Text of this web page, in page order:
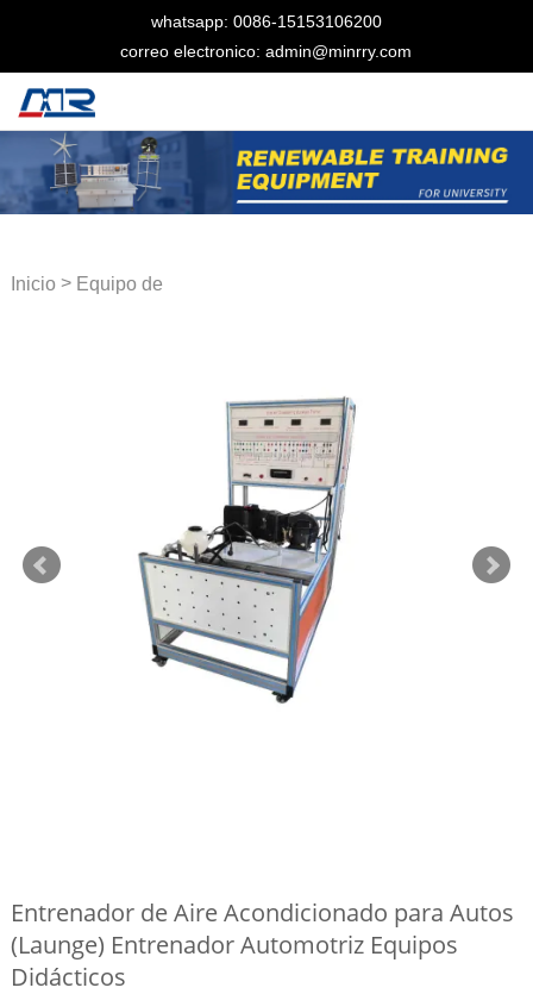
whatsapp: 0086-15153106200
correo electronico: admin@minrry.com
Inicio> Equipo de
Entrenador de Aire Acondicionado para Autos
(Launge) Entrenador Automotriz Equipos
Didácticos